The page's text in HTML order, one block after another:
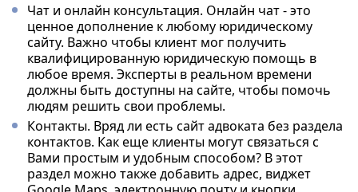
Чат и онлайн консультация. Онлайн чат - это
ценное дополнение к любому юридическому
сайту. Важно чтобы клиент мог получить
квалифицированную юридическую помощь в
любое время. Эксперты в реальном времени
должны быть доступны на сайте, чтобы помочь
людям решить свои проблемы.
Контакты. Вряд ли есть сайт адвоката без раздела
контактов. Как еще клиенты могут связаться с
Вами простым и удобным способом? В этот
раздел можно также добавить адрес, виджет